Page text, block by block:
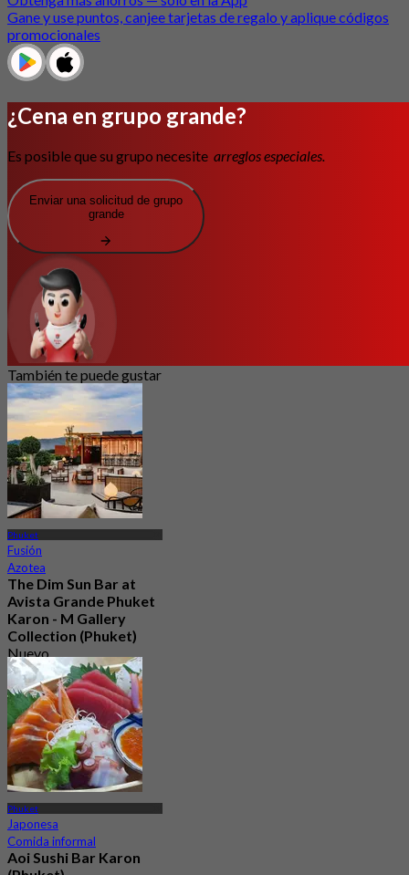
Gane y use puntos, canjee tarjetas de regalo y aplique códigos
promocionales
¿Cena en grupo grande?
Es posible que su grupo necesite arreglos especiales.
Enviar una solicitud de grupo
grande
También te puede gustar
Phuket
Fusión
Azotea
The Dim Sun Bar at
Avista Grande Phuket
Karon - M Gallery
Collection (Phuket)
Nuevo
5.0
Desde฿ 1,299
Phuket
Japonesa
Comida informal
Aoi Sushi Bar Karon